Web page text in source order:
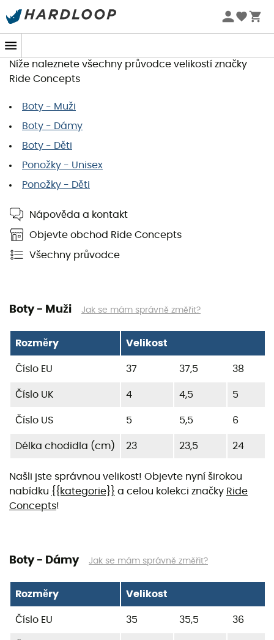
Tabulky velikostí Ride Concepts
Chcete si objednat položku a vyhledat svou velikost?
Níže naleznete všechny průvodce velikostí značky
Ride Concepts
Boty - Muži
Boty - Dámy
Boty - Děti
Ponožky - Unisex
Ponožky - Děti
Nápověda a kontakt
Objevte obchod Ride Concepts
Všechny průvodce
Boty - Muži Jak se mám správně změřit?
Rozměry Velikost
Číslo EU 37 37,5 38
Číslo UK 4 4,5 5
Číslo US 5 5,5 6
Délka chodidla (cm) 23 23,5 24
Našli jste správnou velikost! Objevte nyní širokou
nabídku {{kategorie}} a celou kolekci značky Ride
Concepts!
Boty - Dámy Jak se mám správně změřit?
Rozměry Velikost
Číslo EU 35 35,5 36